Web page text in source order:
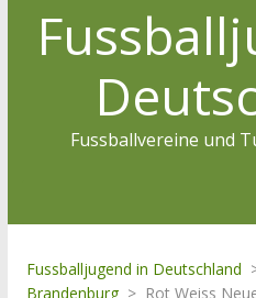
Fussballvereine und
Fussballjugend in Deutschland
Brandenburg > Rot Weiss